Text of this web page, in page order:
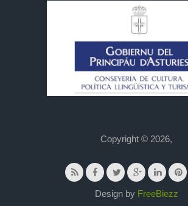
Copyright © 2026,
Design by FreeBiezz